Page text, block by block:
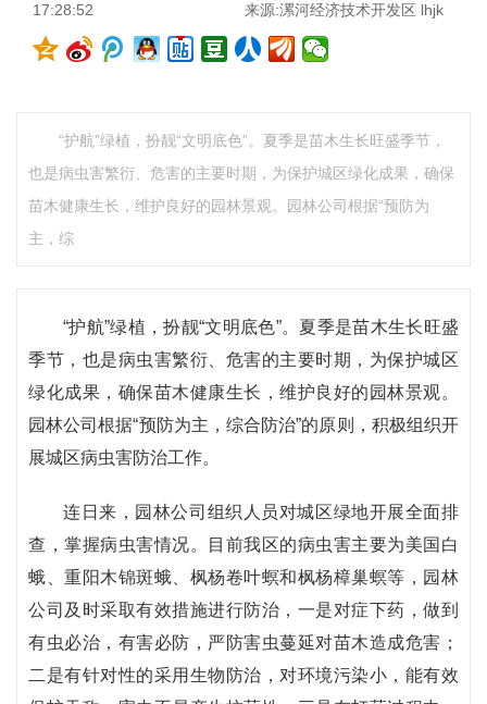
17:28:52
来源:漯河经济技术开发区 lhjk
“护航”绿植，扮靓“文明底色”。夏季是苗木生长旺盛季节，
也是病虫害繁衍、危害的主要时期，为保护城区绿化成果，确保
苗木健康生长，维护良好的园林景观。园林公司根据“预防为
主，综
“护航”绿植，扮靓“文明底色”。夏季是苗木生长旺盛
季节，也是病虫害繁衍、危害的主要时期，为保护城区
绿化成果，确保苗木健康生长，维护良好的园林景观。
园林公司根据“预防为主，综合防治”的原则，积极组织开
展城区病虫害防治工作。
连日来，园林公司组织人员对城区绿地开展全面排
查，掌握病虫害情况。目前我区的病虫害主要为美国白
蛾、重阳木锦斑蛾、枫杨卷叶螟和枫杨樟巢螟等，园林
公司及时采取有效措施进行防治，一是对症下药，做到
有虫必治，有害必防，严防害虫蔓延对苗木造成危害；
二是有针对性的采用生物防治，对环境污染小，能有效